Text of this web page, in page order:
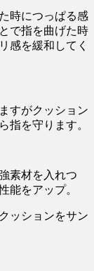
時につっぱる感
で指を曲げた時
感を緩和してく
すがクッション
指を守ります。
素材を入れつ
能をアップ。
ッションをサン